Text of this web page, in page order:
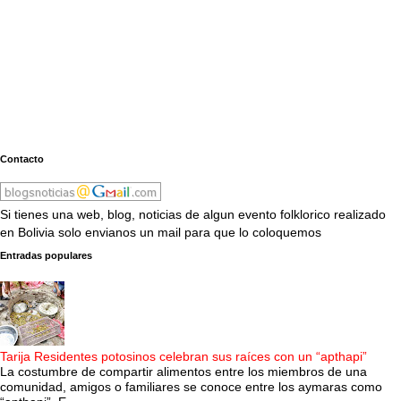
Contacto
Si tienes una web, blog, noticias de algun evento folklorico realizado
en Bolivia solo envianos un mail para que lo coloquemos
Entradas populares
Tarija Residentes potosinos celebran sus raíces con un “apthapi”
La costumbre de compartir alimentos entre los miembros de una
comunidad, amigos o familiares se conoce entre los aymaras como